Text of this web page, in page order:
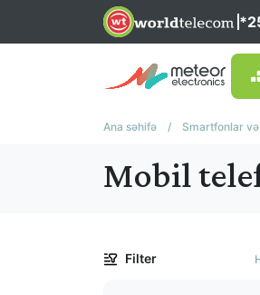
Ana səhifə / Smartfonlar
Mobil
Filter